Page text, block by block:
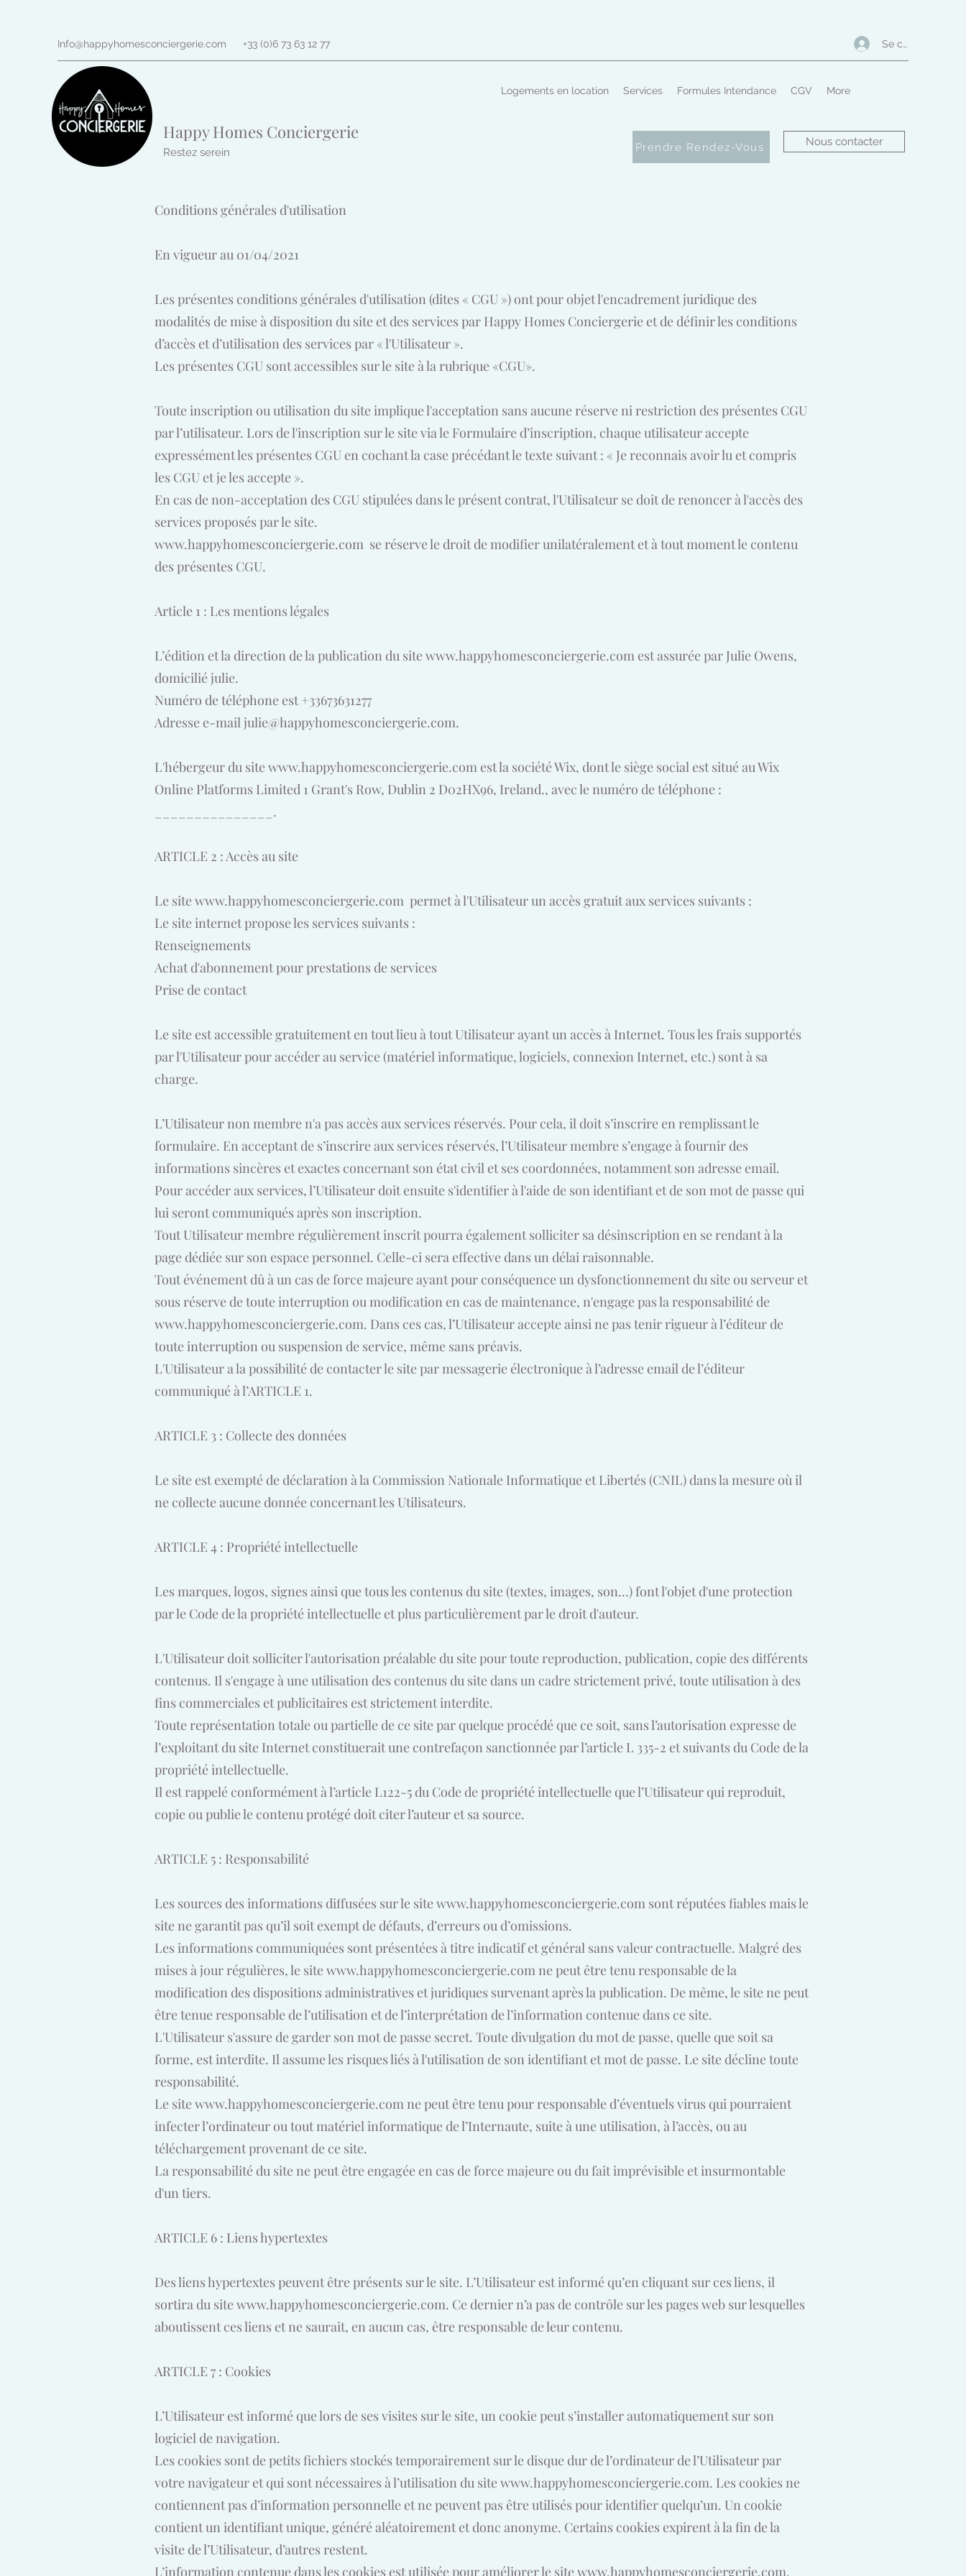
Info@happyhomesconciergerie.com +33 (0)6 73 63 12 77 Se connecter
Happy Homes Conciergerie
Restez serein Prendre Rendez-Vous Nous contacter
Logements en location Services Formules Intendance CGV More
Conditions générales d'utilisation
En vigueur au 01/04/2021
Les présentes conditions générales d'utilisation (dites « CGU ») ont pour objet l'encadrement juridique des
modalités de mise à disposition du site et des services par Happy Homes Conciergerie et de définir les conditions
d’accès et d’utilisation des services par « l'Utilisateur ».
Les présentes CGU sont accessibles sur le site à la rubrique «CGU».
Toute inscription ou utilisation du site implique l'acceptation sans aucune réserve ni restriction des présentes CGU
par l’utilisateur. Lors de l'inscription sur le site via le Formulaire d’inscription, chaque utilisateur accepte
expressément les présentes CGU en cochant la case précédant le texte suivant : « Je reconnais avoir lu et compris
les CGU et je les accepte ».
En cas de non-acceptation des CGU stipulées dans le présent contrat, l'Utilisateur se doit de renoncer à l'accès des
services proposés par le site.
www.happyhomesconciergerie.com se réserve le droit de modifier unilatéralement et à tout moment le contenu
des présentes CGU.
Article 1 : Les mentions légales
L’édition et la direction de la publication du sitewww.happyhomesconciergerie.com est assurée par Julie Owens,
domicilié julie.
Numéro de téléphone est +33673631277
Adresse e-mail julie@happyhomesconciergerie.com.
L'hébergeur du sitewww.happyhomesconciergerie.com est la société Wix, dont le siège social est situé au Wix
Online Platforms Limited 1 Grant's Row, Dublin 2 D02HX96, Ireland., avec le numéro de téléphone :
_______________.
ARTICLE 2 : Accès au site
Le sitewww.happyhomesconciergerie.com permet à l'Utilisateur un accès gratuit aux services suivants :
Le site internet propose les services suivants :
Renseignements
Achat d'abonnement pour prestations de services
Prise de contact
Le site est accessible gratuitement en tout lieu à tout Utilisateur ayant un accès à Internet. Tous les frais supportés
par l'Utilisateur pour accéder au service (matériel informatique, logiciels, connexion Internet, etc.) sont à sa
charge.
L’Utilisateur non membre n'a pas accès aux services réservés. Pour cela, il doit s’inscrire en remplissant le
formulaire. En acceptant de s’inscrire aux services réservés, l’Utilisateur membre s’engage à fournir des
informations sincères et exactes concernant son état civil et ses coordonnées, notamment son adresse email.
Pour accéder aux services, l’Utilisateur doit ensuite s'identifier à l'aide de son identifiant et de son mot de passe qui
lui seront communiqués après son inscription.
Tout Utilisateur membre régulièrement inscrit pourra également solliciter sa désinscription en se rendant à la
page dédiée sur son espace personnel. Celle-ci sera effective dans un délai raisonnable.
Tout événement dû à un cas de force majeure ayant pour conséquence un dysfonctionnement du site ou serveur et
sous réserve de toute interruption ou modification en cas de maintenance, n'engage pas la responsabilité de
www.happyhomesconciergerie.com. Dans ces cas, l’Utilisateur accepte ainsi ne pas tenir rigueur à l’éditeur de
toute interruption ou suspension de service, même sans préavis.
L'Utilisateur a la possibilité de contacter le site par messagerie électronique à l’adresse email de l’éditeur
communiqué à l’ARTICLE 1.
ARTICLE 3 : Collecte des données
Le site est exempté de déclaration à la Commission Nationale Informatique et Libertés (CNIL) dans la mesure où il
ne collecte aucune donnée concernant les Utilisateurs.
ARTICLE 4 : Propriété intellectuelle
Les marques, logos, signes ainsi que tous les contenus du site (textes, images, son…) font l'objet d'une protection
par le Code de la propriété intellectuelle et plus particulièrement par le droit d'auteur.
L'Utilisateur doit solliciter l'autorisation préalable du site pour toute reproduction, publication, copie des différents
contenus. Il s'engage à une utilisation des contenus du site dans un cadre strictement privé, toute utilisation à des
fins commerciales et publicitaires est strictement interdite.
Toute représentation totale ou partielle de ce site par quelque procédé que ce soit, sans l’autorisation expresse de
l’exploitant du site Internet constituerait une contrefaçon sanctionnée par l’article L 335-2 et suivants du Code de la
propriété intellectuelle.
Il est rappelé conformément à l’article L122-5 du Code de propriété intellectuelle que l’Utilisateur qui reproduit,
copie ou publie le contenu protégé doit citer l’auteur et sa source.
ARTICLE 5 : Responsabilité
Les sources des informations diffusées sur le sitewww.happyhomesconciergerie.com sont réputées fiables mais le
site ne garantit pas qu’il soit exempt de défauts, d’erreurs ou d’omissions.
Les informations communiquées sont présentées à titre indicatif et général sans valeur contractuelle. Malgré des
mises à jour régulières, le sitewww.happyhomesconciergerie.comne peut être tenu responsable de la
modification des dispositions administratives et juridiques survenant après la publication. De même, le site ne peut
être tenue responsable de l’utilisation et de l’interprétation de l’information contenue dans ce site.
L'Utilisateur s'assure de garder son mot de passe secret. Toute divulgation du mot de passe, quelle que soit sa
forme, est interdite. Il assume les risques liés à l'utilisation de son identifiant et mot de passe. Le site décline toute
responsabilité.
Le sitewww.happyhomesconciergerie.comne peut être tenu pour responsable d’éventuels virus qui pourraient
infecter l’ordinateur ou tout matériel informatique de l’Internaute, suite à une utilisation, à l’accès, ou au
téléchargement provenant de ce site.
La responsabilité du site ne peut être engagée en cas de force majeure ou du fait imprévisible et insurmontable
d'un tiers.
ARTICLE 6 : Liens hypertextes
Des liens hypertextes peuvent être présents sur le site. L’Utilisateur est informé qu’en cliquant sur ces liens, il
sortira du sitewww.happyhomesconciergerie.com. Ce dernier n’a pas de contrôle sur les pages web sur lesquelles
aboutissent ces liens et ne saurait, en aucun cas, être responsable de leur contenu.
ARTICLE 7 : Cookies
L’Utilisateur est informé que lors de ses visites sur le site, un cookie peut s’installer automatiquement sur son
logiciel de navigation.
Les cookies sont de petits fichiers stockés temporairement sur le disque dur de l’ordinateur de l’Utilisateur par
votre navigateur et qui sont nécessaires à l’utilisation du sitewww.happyhomesconciergerie.com. Les cookies ne
contiennent pas d’information personnelle et ne peuvent pas être utilisés pour identifier quelqu’un. Un cookie
contient un identifiant unique, généré aléatoirement et donc anonyme. Certains cookies expirent à la fin de la
visite de l’Utilisateur, d’autres restent.
L’information contenue dans les cookies est utilisée pour améliorer le sitewww.happyhomesconciergerie.com.